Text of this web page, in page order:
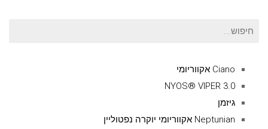
חיפוש
Ciano אקווריומי
NYOS® VIPER 3.0
גיזמן
Neptunian אקווריומי יוקרה נפטוליין